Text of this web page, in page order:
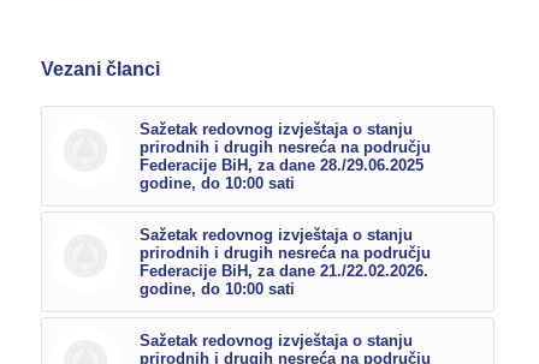
Vezani članci
Sažetak redovnog izvještaja o stanju
prirodnih i drugih nesreća na području
Federacije BiH, za dane 28./29.06.2025
godine, do 10:00 sati
Sažetak redovnog izvještaja o stanju
prirodnih i drugih nesreća na području
Federacije BiH, za dane 21./22.02.2026.
godine, do 10:00 sati
Sažetak redovnog izvještaja o stanju
prirodnih i drugih nesreća na području